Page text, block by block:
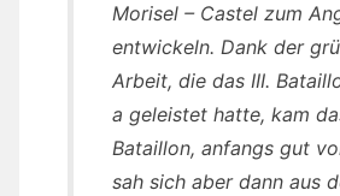
Morisel – Castel zum
entwickeln. Dank der
Arbeit, die das III.
a geleistet hatte, kam
Bataillon, anfangs gut
sah sich aber dann aus